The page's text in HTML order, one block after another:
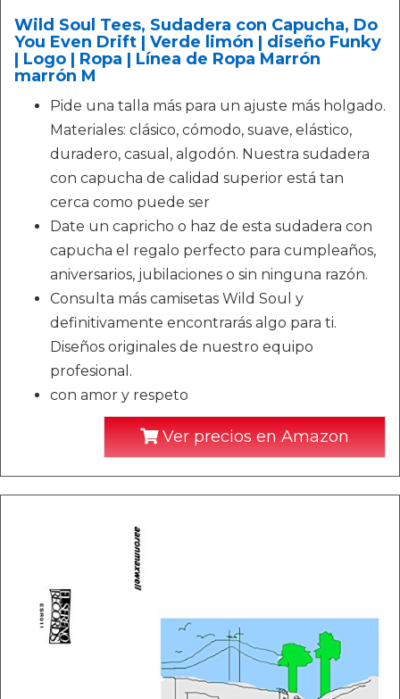
Wild Soul Tees, Sudadera con Capucha, Do
You Even Drift | Verde limón | diseño Funky
| Logo | Ropa | Línea de Ropa Marrón
marrón M
Pide una talla más para un ajuste más holgado.
Materiales: clásico, cómodo, suave, elástico,
duradero, casual, algodón. Nuestra sudadera
con capucha de calidad superior está tan
cerca como puede ser
Date un capricho o haz de esta sudadera con
capucha el regalo perfecto para cumpleaños,
aniversarios, jubilaciones o sin ninguna razón.
Consulta más camisetas Wild Soul y
definitivamente encontrarás algo para ti.
Diseños originales de nuestro equipo
profesional.
con amor y respeto
Ver precios en Amazon